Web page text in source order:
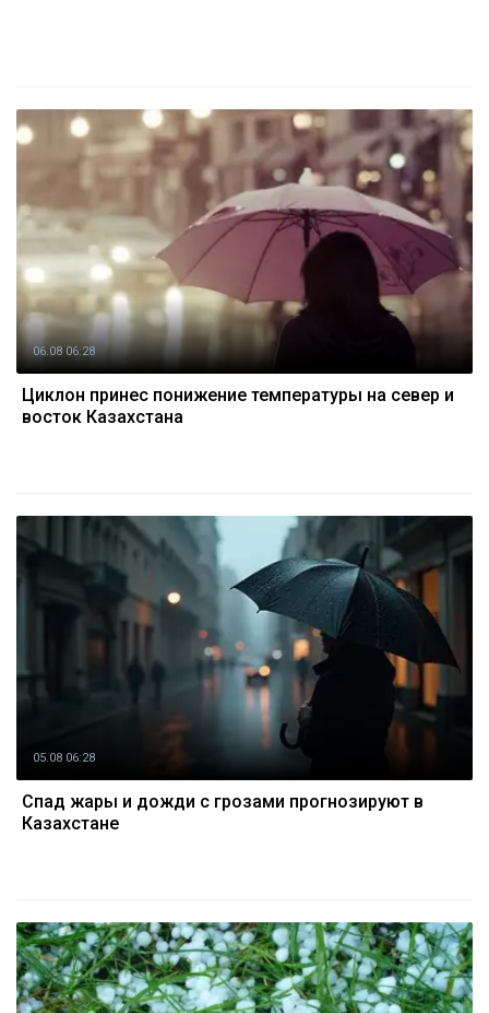
06.08 06:28
Циклон принес понижение температуры на север и
восток Казахстана
05.08 06:28
Спад жары и дожди с грозами прогнозируют в
Казахстане